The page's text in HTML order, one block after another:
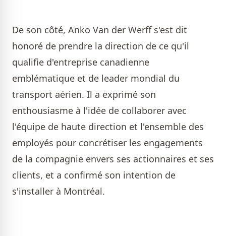
De son côté, Anko Van der Werff s'est dit
honoré de prendre la direction de ce qu'il
qualifie d'entreprise canadienne
emblématique et de leader mondial du
transport aérien. Il a exprimé son
enthousiasme à l'idée de collaborer avec
l'équipe de haute direction et l'ensemble des
employés pour concrétiser les engagements
de la compagnie envers ses actionnaires et ses
clients, et a confirmé son intention de
s'installer à Montréal.